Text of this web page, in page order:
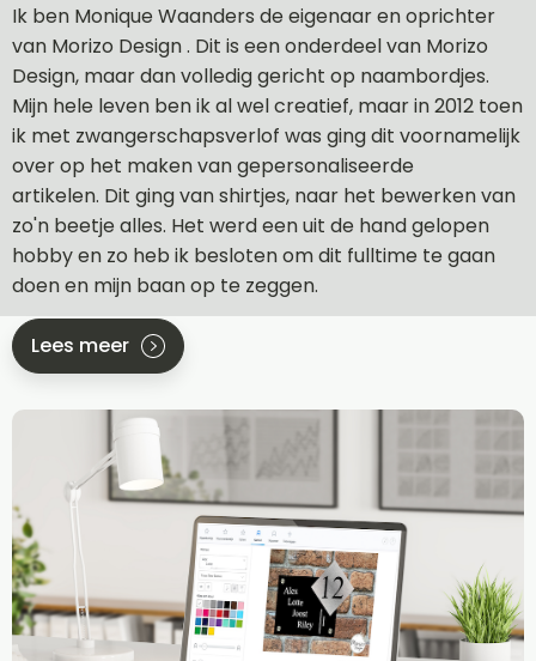
Ik ben Monique Waanders de eigenaar en oprichter
van Morizo Design . Dit is een onderdeel van Morizo
Design, maar dan volledig gericht op naambordjes.
Mijn hele leven ben ik al wel creatief, maar in 2012 toen
ik met zwangerschapsverlof was ging dit voornamelijk
over op het maken van gepersonaliseerde
artikelen. Dit ging van shirtjes, naar het bewerken van
zo'n beetje alles. Het werd een uit de hand gelopen
hobby en zo heb ik besloten om dit fulltime te gaan
doen en mijn baan op te zeggen.
Lees meer